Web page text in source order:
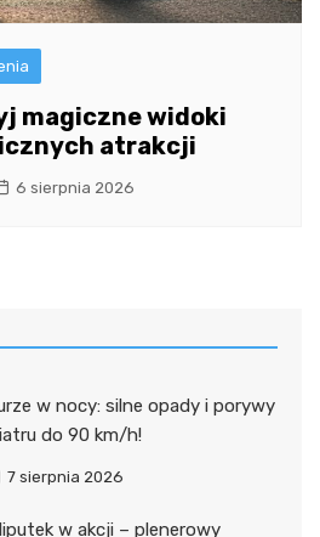
magiczne widoki
atrakcji
6 sierpnia 2026
w nocy: silne opady i porywy
do 90 km/h!
7 sierpnia 2026
w akcji – plenerowy